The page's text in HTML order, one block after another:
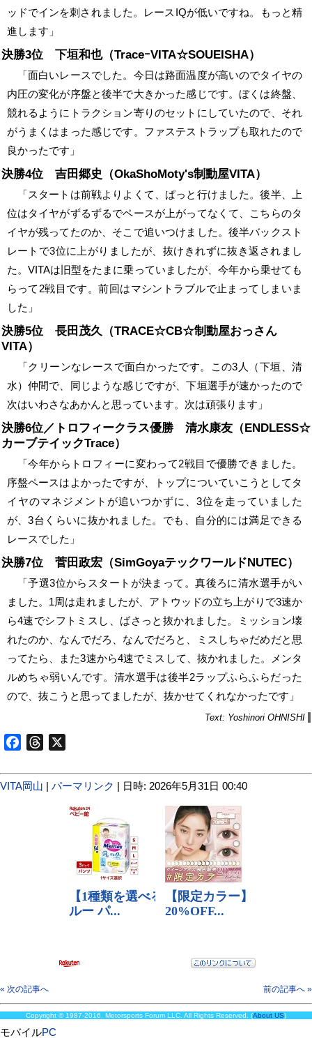
ッドでインを刺されました。レースIQが低いですね。もっと精
進します」
決勝3位 下垣和也（TraceｰVITA☆SOUEISHA）
「面白いレースでした。今日は路面温度が高いのでタイヤの
内圧の変化が序盤と後半で大きかった感じです。ぼくは終盤、
競れるようにトラクション寄りのセットにしていたので、それ
がうまくはまった感じです。ファステストラップも取れたので
良かったです」
決勝4位 吉田郷史（OkaShoMoty's制動屋VITA）
「スタートは前戦よりよくて、ぱっと行けました。後半、上
位はタイヤがずるずるでペースが上がってなくて、こちらのタ
イヤが残ってたのか、そこで追いつけました。後半バックスト
レートで3位に上がりましたが、抜けきれずに抜き返されまし
た。VITAは旧型をたまに乗っていましたが、今年から乗せても
らって2戦目です。前回はマシントラブルで止まってしまいま
した」
決勝5位 長田茂久（TRACE☆CB☆制動屋おっさん
VITA）
「クリーンなレースで面白かったです。この3人（下垣、清
水）仲間で、同じような感じですが、下垣選手が速かったので
次はいわさなあかんと思っています。次は頑張ります」
決勝6位／トロフィークラス優勝 清水康友（ENDLESS☆
カーブテイックTrace）
「今年からトロフィーに変わって2戦目で優勝できました。
序盤ペースはよかったですが、トップについていこうとしてタ
イヤのマネジメントが追いつかずに、3位を走っていました
が、3台くらいに抜かれました。でも、自分的には満足できる
レースでした」
決勝7位 菅田政宏（SimGoyaテックワールドNUTEC）
「予選3位からスタートが決まって。真後ろに清水選手がい
ました。1周は走れましたが、アトウッドの立ち上がりで3速か
ら4速でシフトミスし、ばさっと抜かれました。ミッション壊
れたのか、なんでだろ、なんでだろと、ミスしちゃだめだと思
ってたら、また3速から4速でミスして、抜かれました。メンタ
ルめちゃ弱いんです。清水選手は後半2ラップふらふらだった
ので、抜こうと思ってましたが、抜かせてくれなかったです」
Text: Yoshinori OHNISHI
FacebookThreads
VITA岡山 | パーマリンク | 日時: 2026年5月31日 00:40
« 次の記事へ 前の記事へ »
Copyright © 1987-2016, Motorsports Forum LLC. All Rights Reserved. (About US)
モバイルPC